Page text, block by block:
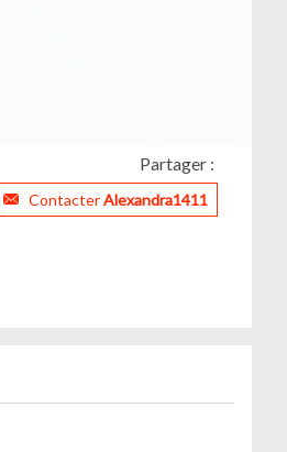
Partager :
ContacterAlexandra1411